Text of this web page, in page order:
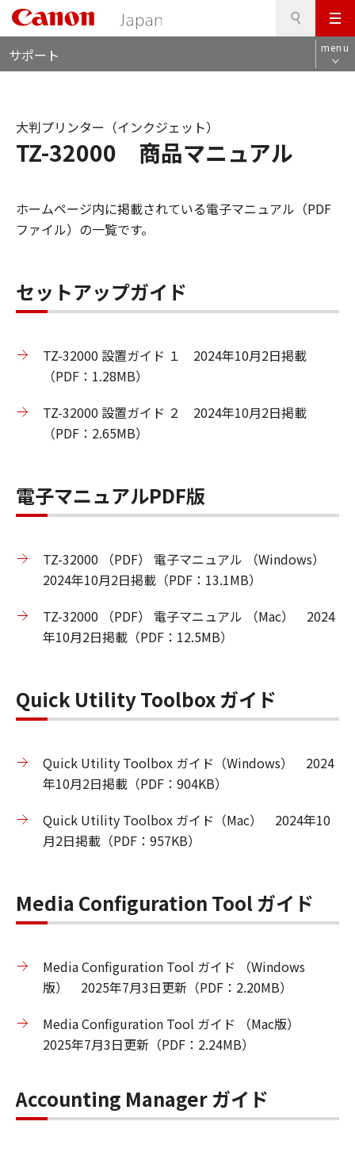
メ
ニ
ュ
サポート menu
TZ-32000 商品マニュアル
大判プリンター（インクジェット）
ホームページ内に掲載されている電子マニュアル（PDF
ファイル）の一覧です。
セットアップガイド
TZ-32000 設置ガイド １ 2024年10月2日掲載
（PDF：1.28MB）
TZ-32000 設置ガイド ２ 2024年10月2日掲載
（PDF：2.65MB）
電子マニュアルPDF版
TZ-32000 （PDF） 電子マニュアル （Windows）
2024年10月2日掲載（PDF：13.1MB）
TZ-32000 （PDF） 電子マニュアル （Mac） 2024
年10月2日掲載（PDF：12.5MB）
Quick Utility Toolbox ガイド
Quick Utility Toolbox ガイド（Windows） 2024
年10月2日掲載（PDF：904KB）
Quick Utility Toolbox ガイド（Mac） 2024年10
月2日掲載（PDF：957KB）
Media Configuration Tool ガイド
Media Configuration Tool ガイド （Windows
版） 2025年7月3日更新（PDF：2.20MB）
Media Configuration Tool ガイド （Mac版）
2025年7月3日更新（PDF：2.24MB）
Accounting Manager ガイド